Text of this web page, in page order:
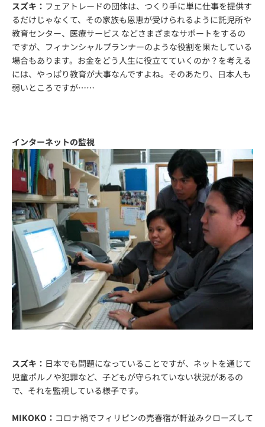
スズキ： フェアトレードの団体は、つくり手に単に仕事を提供す
るだけじゃなくて、その家族も恩恵が受けられるように託児所や
教育センター、医療サービス などさまざまなサポートをするの
ですが、フィナンシャルプランナーのような役割を果たしている
場合もあります。お金をどう人生に役立てていくのか？を考える
には、やっぱり教育が大事なんですよね。そのあたり、日本人も
弱いところですが……
インターネットの監視
スズキ： 日本でも問題になっていることですが、ネットを通じて
児童ポルノや犯罪など、子どもが守られていない状況があるの
で、それを監視している様子です。
MIKOKO： コロナ禍でフィリピンの売春宿が軒並みクローズして